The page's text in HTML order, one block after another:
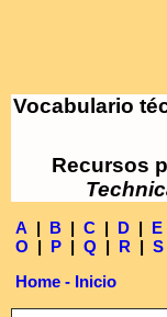
Vocabulario
Recursos
A | B | C | D | E
O | P | Q | R | S
Home - Inicio